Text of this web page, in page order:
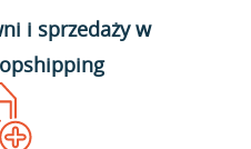
i sprzedaży w